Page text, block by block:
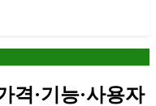
격·기능·사용자